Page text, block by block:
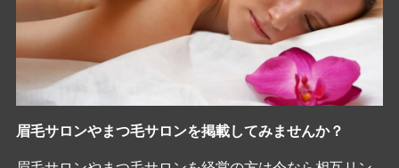
眉毛サロンやまつ毛サロンを掲載してみませんか？